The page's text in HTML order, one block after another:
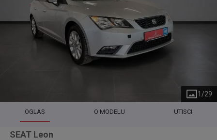
1 /29
OGLAS O MODELU UTISCI
SEAT Leon